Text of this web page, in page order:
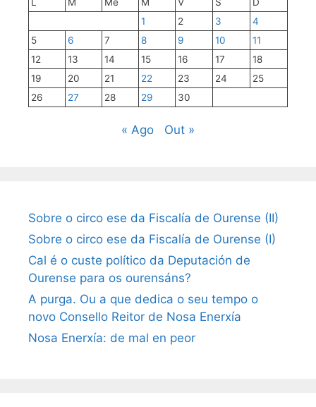
1
2 3
4
5
6 7 8 9 10
11
12
13 14 15 16 17
18
19
20 21 22 23 24
25
26
27 28 29 30
« Ago Out »
Sobre o circo ese da Fiscalía de Ourense (II)
Sobre o circo ese da Fiscalía de Ourense (I)
Cal é o custe político da Deputación de
Ourense para os ourensáns?
A purga. Ou a que dedica o seu tempo o
novo Consello Reitor de Nosa Enerxía
Nosa Enerxía: de mal en peor